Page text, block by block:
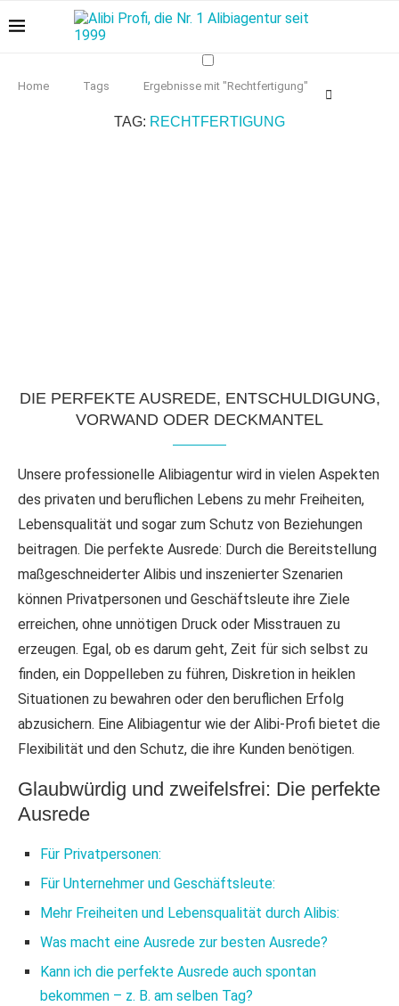
Home Tags Ergebnisse mit "Rechtfertigung"
TAG: RECHTFERTIGUNG
DIE PERFEKTE AUSREDE, ENTSCHULDIGUNG,
VORWAND ODER DECKMANTEL
Unsere professionelle Alibiagentur wird in vielen Aspekten
des privaten und beruflichen Lebens zu mehr Freiheiten,
Lebensqualität und sogar zum Schutz von Beziehungen
beitragen. Die perfekte Ausrede: Durch die Bereitstellung
maßgeschneiderter Alibis und inszenierter Szenarien
können Privatpersonen und Geschäftsleute ihre Ziele
erreichen, ohne unnötigen Druck oder Misstrauen zu
erzeugen. Egal, ob es darum geht, Zeit für sich selbst zu
finden, ein Doppelleben zu führen, Diskretion in heiklen
Situationen zu bewahren oder den beruflichen Erfolg
abzusichern. Eine Alibiagentur wie der Alibi-Profi bietet die
Flexibilität und den Schutz, die ihre Kunden benötigen.
Glaubwürdig und zweifelsfrei: Die perfekte
Ausrede
Für Privatpersonen:
Für Unternehmer und Geschäftsleute:
Mehr Freiheiten und Lebensqualität durch Alibis:
Was macht eine Ausrede zur besten Ausrede?
Kann ich die perfekte Ausrede auch spontan
bekommen – z. B. am selben Tag?